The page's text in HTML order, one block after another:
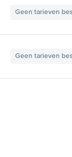
Geen tarieven
Geen tarieven